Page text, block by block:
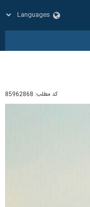
کد مطلب: 85962868